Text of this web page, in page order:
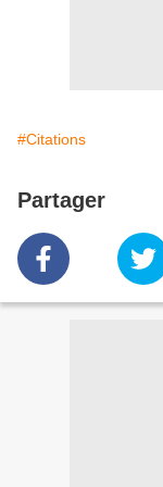
#Citations
Partager